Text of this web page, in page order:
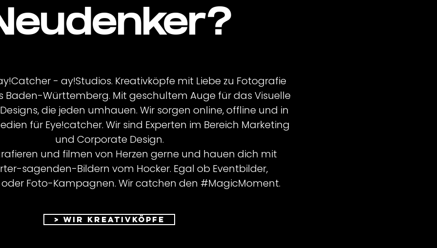
- ay!Studios. Kreativköpfe mit Liebe zu Fotografie
Baden-Württemberg. Mit geschultem Auge für das Visuelle
die jeden umhauen. Wir sorgen online, offline und in
für Eye!catcher. Wir sind Experten im Bereich Marketing
und Corporate Design.
und filmen von Herzen gerne und hauen dich mit
sagenden-Bildern vom Hocker. Egal ob Eventbilder,
Foto-Kampagnen. Wir catchen den #MagicMoment.
> wir Kreativköpfe